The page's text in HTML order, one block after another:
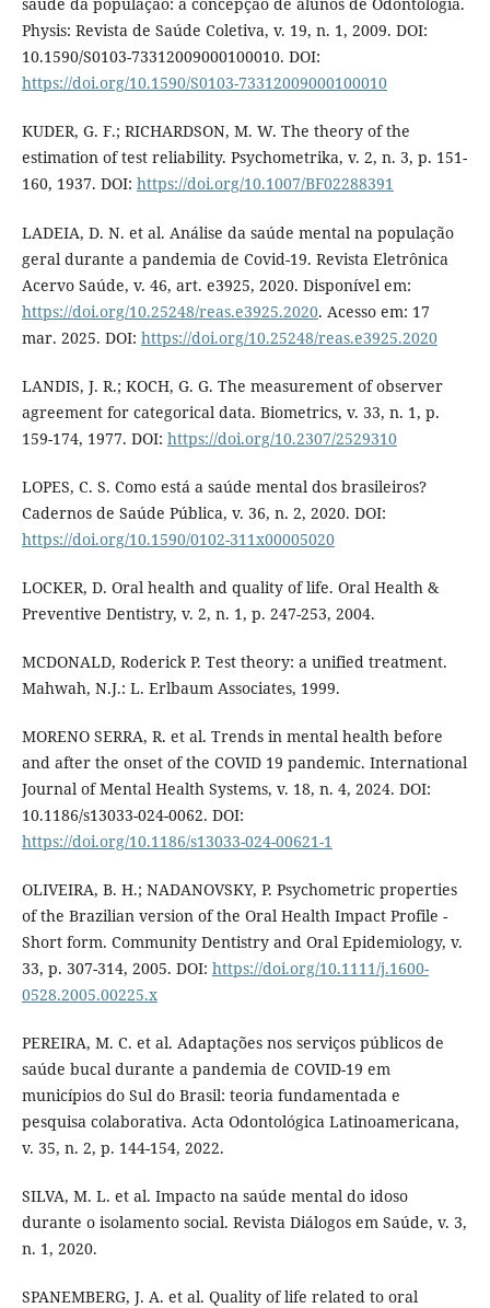
saúde da população: a concepção de alunos de Odontologia.
Physis: Revista de Saúde Coletiva, v. 19, n. 1, 2009. DOI:
10.1590/S0103-73312009000100010. DOI:
https://doi.org/10.1590/S0103-73312009000100010
KUDER, G. F.; RICHARDSON, M. W. The theory of the
estimation of test reliability. Psychometrika, v. 2, n. 3, p. 151-
160, 1937. DOI: https://doi.org/10.1007/BF02288391
LADEIA, D. N. et al. Análise da saúde mental na população
geral durante a pandemia de Covid-19. Revista Eletrônica
Acervo Saúde, v. 46, art. e3925, 2020. Disponível em:
https://doi.org/10.25248/reas.e3925.2020. Acesso em: 17
mar. 2025. DOI: https://doi.org/10.25248/reas.e3925.2020
LANDIS, J. R.; KOCH, G. G. The measurement of observer
agreement for categorical data. Biometrics, v. 33, n. 1, p.
159-174, 1977. DOI: https://doi.org/10.2307/2529310
LOPES, C. S. Como está a saúde mental dos brasileiros?
Cadernos de Saúde Pública, v. 36, n. 2, 2020. DOI:
https://doi.org/10.1590/0102-311x00005020
LOCKER, D. Oral health and quality of life. Oral Health &
Preventive Dentistry, v. 2, n. 1, p. 247-253, 2004.
MCDONALD, Roderick P. Test theory: a unified treatment.
Mahwah, N.J.: L. Erlbaum Associates, 1999.
MORENO SERRA, R. et al. Trends in mental health before
and after the onset of the COVID 19 pandemic. International
Journal of Mental Health Systems, v. 18, n. 4, 2024. DOI:
10.1186/s13033-024-0062. DOI:
https://doi.org/10.1186/s13033-024-00621-1
OLIVEIRA, B. H.; NADANOVSKY, P. Psychometric properties
of the Brazilian version of the Oral Health Impact Profile -
Short form. Community Dentistry and Oral Epidemiology, v.
33, p. 307-314, 2005. DOI: https://doi.org/10.1111/j.1600-
0528.2005.00225.x
PEREIRA, M. C. et al. Adaptações nos serviços públicos de
saúde bucal durante a pandemia de COVID-19 em
municípios do Sul do Brasil: teoria fundamentada e
pesquisa colaborativa. Acta Odontológica Latinoamericana,
v. 35, n. 2, p. 144-154, 2022.
SILVA, M. L. et al. Impacto na saúde mental do idoso
durante o isolamento social. Revista Diálogos em Saúde, v. 3,
n. 1, 2020.
SPANEMBERG, J. A. et al. Quality of life related to oral